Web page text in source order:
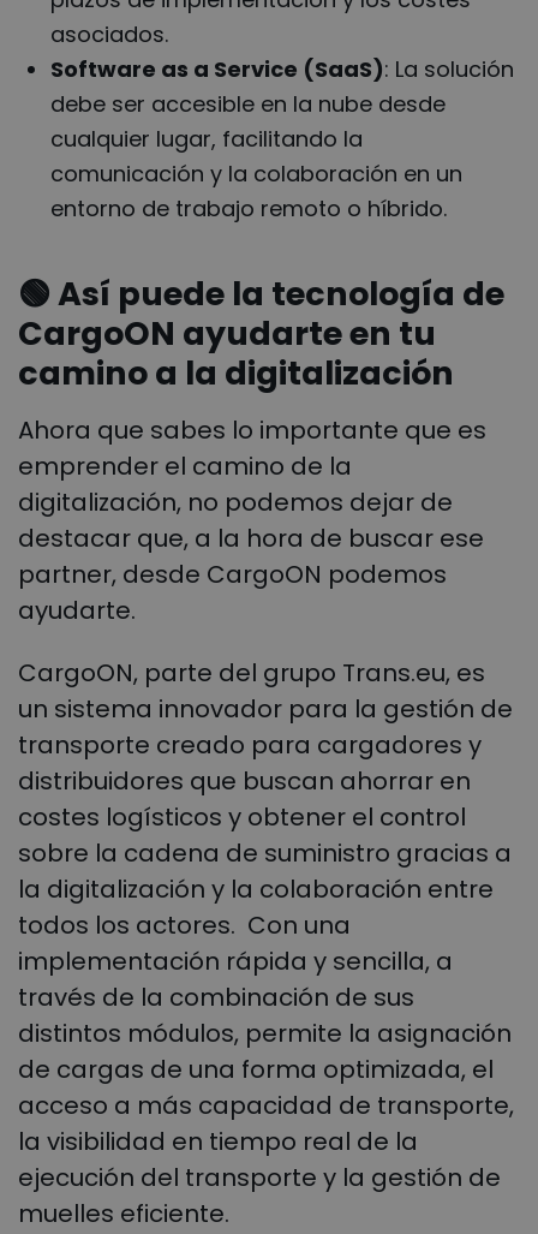
asociados.
Software as a Service (SaaS): La solución
debe ser accesible en la nube desde
cualquier lugar, facilitando la
comunicación y la colaboración en un
entorno de trabajo remoto o híbrido.
🟢Así puede la tecnología de
CargoON ayudarte en tu
camino a la digitalización
Ahora que sabes lo importante que es
emprender el camino de la
digitalización, no podemos dejar de
destacar que, a la hora de buscar ese
partner, desde CargoON podemos
ayudarte.
CargoON, parte del grupo Trans.eu, es
un sistema innovador para la gestión de
transporte creado para cargadores y
distribuidores que buscan ahorrar en
costes logísticos y obtener el control
sobre la cadena de suministro gracias a
la digitalización y la colaboración entre
todos los actores. Con una
implementación rápida y sencilla, a
través de la combinación de sus
distintos módulos, permite la asignación
de cargas de una forma optimizada, el
acceso a más capacidad de transporte,
la visibilidad en tiempo real de la
ejecución del transporte y la gestión de
muelles eficiente.